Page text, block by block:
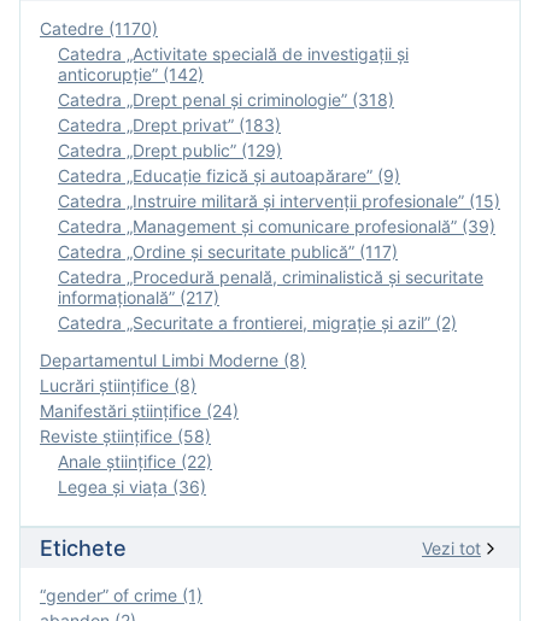
Catedre (1170)
Catedra „Activitate specială de investigaţii şi
anticorupție” (142)
Catedra „Drept penal și criminologie” (318)
Catedra „Drept privat” (183)
Catedra „Drept public” (129)
Catedra „Educație fizică şi autoapărare” (9)
Catedra „Instruire militară şi intervenţii profesionale” (15)
Catedra „Management și comunicare profesională” (39)
Catedra „Ordine și securitate publică” (117)
Catedra „Procedură penală, criminalistică și securitate
informațională” (217)
Catedra „Securitate a frontierei, migrație și azil” (2)
Departamentul Limbi Moderne (8)
Lucrări științifice (8)
Manifestări ştiinţifice (24)
Reviste ştiinţifice (58)
Anale ştiinţifice (22)
Legea şi viaţa (36)
Etichete Vezi tot
“gender” of crime (1)